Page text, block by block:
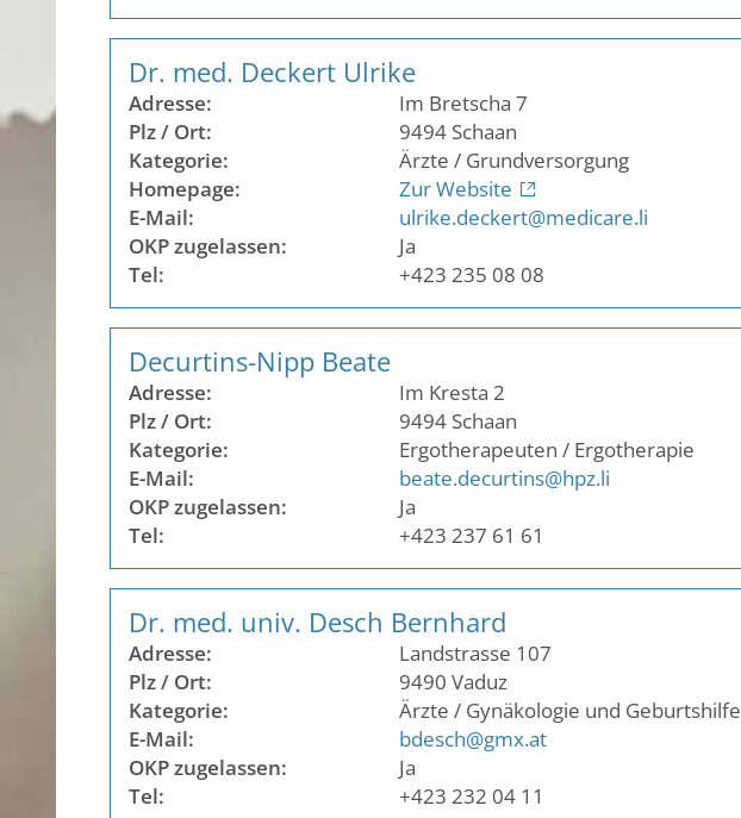
Dr. med. Deckert Ulrike
Adresse:
Im Bretscha 7
Plz / Ort:
9494 Schaan
Kategorie:
Ärzte / Grundversorgung
Homepage:
Zur Website
E-Mail:
ulrike.deckert@medicare.li
OKP zugelassen:
Ja
Tel:
+423 235 08 08
Decurtins-Nipp Beate
Adresse:
Im Kresta 2
Plz / Ort:
9494 Schaan
Kategorie:
Ergotherapeuten / Ergotherapie
E-Mail:
beate.decurtins@hpz.li
OKP zugelassen:
Ja
Tel:
+423 237 61 61
Dr. med. univ. Desch Bernhard
Adresse:
Landstrasse 107
Plz / Ort:
9490 Vaduz
Kategorie:
Ärzte / Gynäkologie und Geburtshilfe
E-Mail:
bdesch@gmx.at
OKP zugelassen:
Ja
Tel:
+423 232 04 11